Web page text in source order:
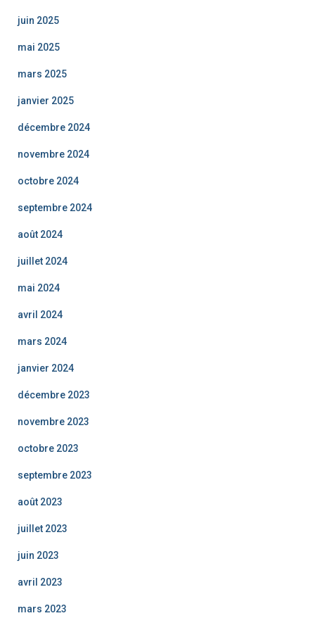
juin 2025
mai 2025
mars 2025
janvier 2025
décembre 2024
novembre 2024
octobre 2024
septembre 2024
août 2024
juillet 2024
mai 2024
avril 2024
mars 2024
janvier 2024
décembre 2023
novembre 2023
octobre 2023
septembre 2023
août 2023
juillet 2023
juin 2023
avril 2023
mars 2023